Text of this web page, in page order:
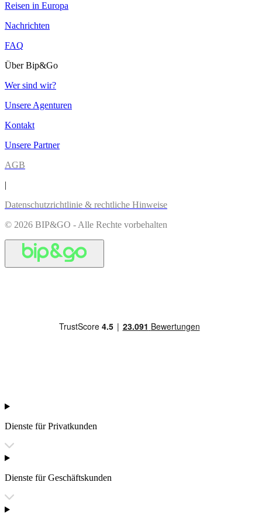
Reisen in Europa
Nachrichten
FAQ
Über Bip&Go
Wer sind wir?
Unsere Agenturen
Kontakt
Unsere Partner
AGB
|
Datenschutzrichtlinie & rechtliche Hinweise
© 2026 BIP&GO - Alle Rechte vorbehalten
Dienste für Privatkunden
Dienste für Geschäftskunden